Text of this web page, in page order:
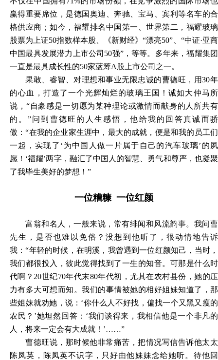
赢得重要席位，是德国奥迪、奔驰、宝马、宾利等名车的合
格供应商；如今，福耀排名中国第一、世界第二，福耀玻璃
股票为上证50指数样本股、《新财经》“漂亮50”、“中证·亚商
中国最具发展潜力上市公司50强”，等等。多年来，福耀集团
一直是最具成长性的50家蓝筹A股上市公司之一。
果敢、睿智、对理想和事业无限忠诚的曹德旺，用30年
的心血，打造了一个光辉灿烂的玻璃王国！诚如大仲马所
说，“自豪感是一切愿为某种理论或激情而献身的人所共有
的。”问到曹德旺的人生感悟，他给我的回答真诚而骄
傲：“在我的企业家生涯中，最大的成就，便是和我的员工们
一起，实现了‘为中国人做一片属于自己的汽车玻璃’的夙
愿！‘福耀’两字，融汇了中国人的智慧、勇气和尊严，也凝聚
了我毕生美好的梦想！”
一位糟糠 一位红颜
富翁和名人，一般来说，常有绯闻和风流韵事。我问曹
先生，是否也难以免俗？没想到他听了，很动情地告诉
我：“年轻的时候，在明溪，我曾遇到一位红颜知己，当时，
我们都很投入，彼此觉得找到了一生的知音。可那是什么时
代啊？20世纪70年代末80年代初，尤其在农村县份，她的压
力有多大可想而知。我们的事情被她的相好姐妹知道了，那
些姐妹就劝她，说：‘你什么人不好找，偏找一个又黑又瘦的
农民？’她坦然回答：‘我们谈得来，我相信他是一个非凡的
人，将来一定会有大成就！’……”
曹德旺说，那时候他非常痛苦，把情况写信告诉他太太
陈凤英，陈凤英不识字，只好由他妹妹念给她听。待他回